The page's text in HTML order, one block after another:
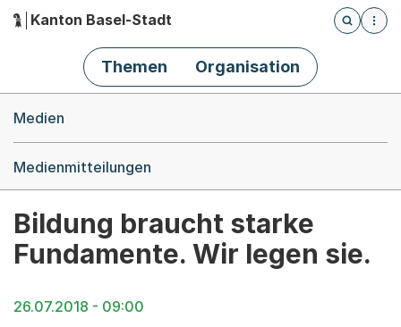
Hauptnavigation
Kanton Basel-Stadt
Öffnet
Themen Organisation
Medien
Medienmitteilungen
Bildung braucht starke
Fundamente. Wir legen sie.
26.07.2018 - 09:00